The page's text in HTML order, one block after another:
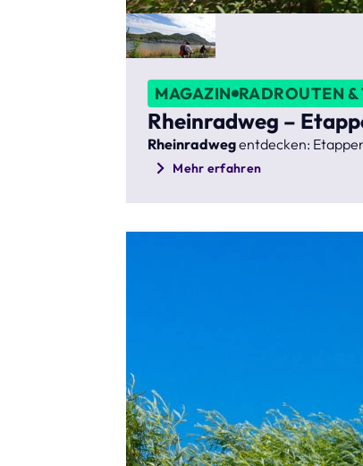
MAGAZIN RADROUTEN &
Rheinradweg –
Rheinradwegentdecken:
Mehr erfahren